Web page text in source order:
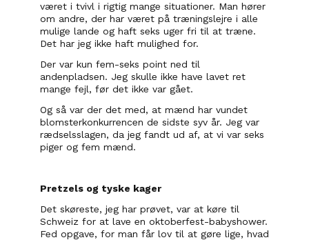
været i tvivl i rigtig mange situationer. Man hører
om andre, der har været på træningslejre i alle
mulige lande og haft seks uger fri til at træne.
Det har jeg ikke haft mulighed for.
Der var kun fem-seks point ned til
andenpladsen. Jeg skulle ikke have lavet ret
mange fejl, før det ikke var gået.
Og så var der det med, at mænd har vundet
blomsterkonkurrencen de sidste syv år. Jeg var
rædselsslagen, da jeg fandt ud af, at vi var seks
piger og fem mænd.
Pretzels og tyske kager
Det skøreste, jeg har prøvet, var at køre til
Schweiz for at lave en oktoberfest-babyshower.
Fed opgave, for man får lov til at gøre lige, hvad